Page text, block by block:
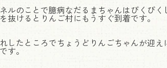
ルのことで臆病なだるまちゃんはびくび
抜けるとりんご村にもうすぐ到着です。
したところでちょうどりんごちゃんが迎
す。